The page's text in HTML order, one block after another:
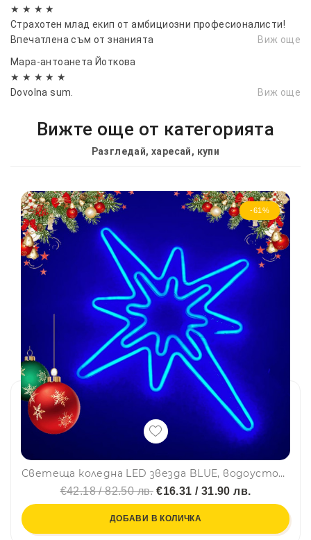
★ ★ ★ ★
Страхотен млад екип от амбициозни професионалисти!
Впечатленa съм от знанията
Виж още
Мара-антоанета Йоткова
★ ★ ★ ★ ★
Dovolna sum.
Виж още
Вижте още от категорията
Разгледай, харесай, купи
-61%
Светеща коледна LED звезда BLUE, водоусточйива, за вътре и навън, украса за стена, 52 см
€42.18 / 82.50 лв.€16.31 / 31.90 лв.
ДОБАВИ В КОЛИЧКА